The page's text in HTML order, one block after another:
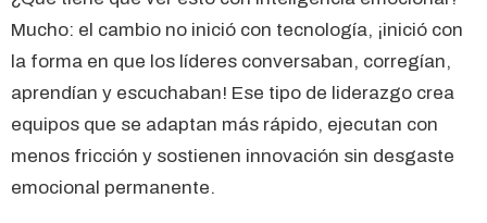
Mucho: el cambio no inició con tecnología, ¡inició con
la forma en que los líderes conversaban, corregían,
aprendían y escuchaban! Ese tipo de liderazgo crea
equipos que se adaptan más rápido, ejecutan con
menos fricción y sostienen innovación sin desgaste
emocional permanente.